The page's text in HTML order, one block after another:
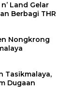
Land Gelar
Berbagi THR
Nongkrong
Tasikmalaya,
Dugaan